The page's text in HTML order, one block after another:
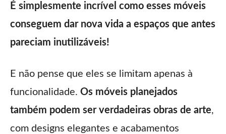
É simplesmente incrível como esses móveis
conseguem dar nova vida a espaços que antes
pareciam inutilizáveis!
E não pense que eles se limitam apenas à
funcionalidade. Os móveis planejados
também podem ser verdadeiras obras de arte,
com designs elegantes e acabamentos